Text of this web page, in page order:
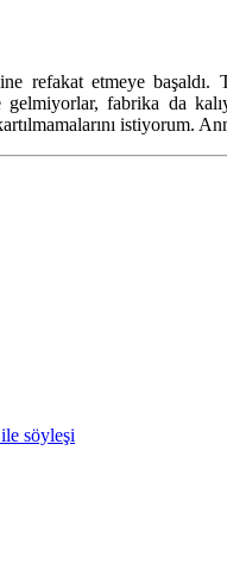
refakat etmeye
fabrika da
istiyorum.
söyleşi